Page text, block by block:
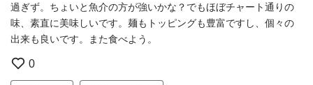
過ぎず。ちょいと魚介の方が強いかな？でもほぼチャート通りの
味、素直に美味しいです。麺もトッピングも豊富ですし、個々の
出来も良いです。また食べよう。
0